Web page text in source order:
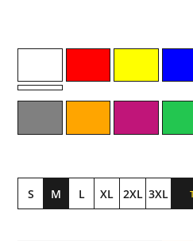
S M L XL 2XL 3XL